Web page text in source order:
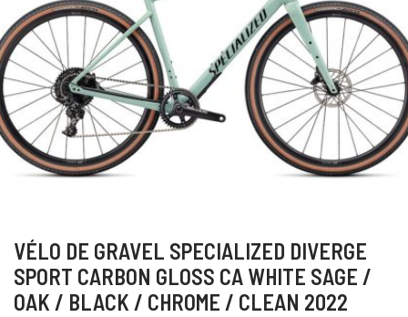
VÉLO DE GRAVEL SPECIALIZED DIVERGE
SPORT CARBON GLOSS CA WHITE SAGE /
OAK / BLACK / CHROME / CLEAN 2022